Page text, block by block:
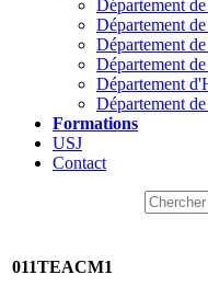
Département
Département
Département
Département
Département
Département
Formations
USJ
Contact
011TEACM1